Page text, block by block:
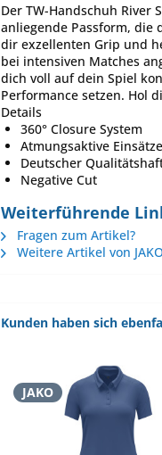
Der TW-Handschuh River
anliegende Passform, die
dir exzellenten Grip und
bei intensiven Matches
dich voll auf dein Spiel
Performance setzen. Hol
Details
360° Closure System
Atmungsaktive Einsätze
Deutscher
Negative Cut
Weiterführende
Fragen zum Artikel?
Weitere Artikel von JAKO
Kunden haben sich
JAKO